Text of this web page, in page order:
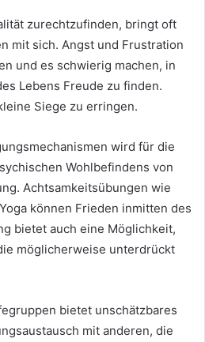
zurechtzufinden, bringt oft
mit sich. Angst und Frustration
und es schwierig machen, in
Lebens Freude zu finden.
Siege zu erringen.
wird für die
Wohlbefindens von
Achtsamkeitsübungen wie
können Frieden inmitten des
bietet auch eine Möglichkeit,
möglicherweise unterdrückt
bietet unschätzbares
mit anderen, die